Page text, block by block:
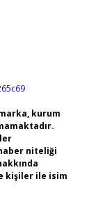
kurum
niteliği
kişiler ile isim